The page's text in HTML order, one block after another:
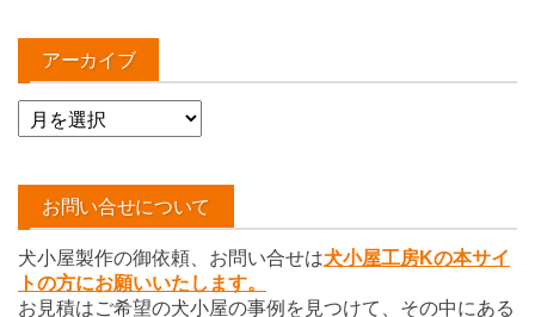
アーカイブ
ア
ー
イ
お問い合せについて
犬小屋製作の御依頼、お問い合せは犬小屋工房Kの本サイ
トの方にお願いいたします。
お見積はご希望の犬小屋の事例を見つけて、その中にある